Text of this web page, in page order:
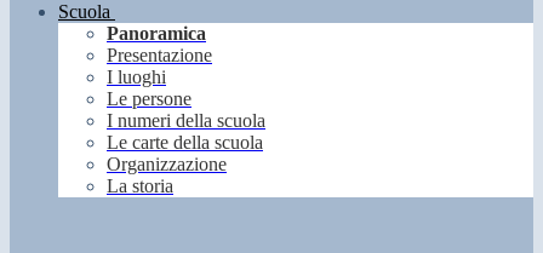
Scuola
Panoramica
Presentazione
I luoghi
Le persone
I numeri della scuola
Le carte della scuola
Organizzazione
La storia